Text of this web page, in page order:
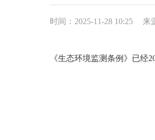
时间：2025-11-28 10:25 来
《生态环境监测条例》已经